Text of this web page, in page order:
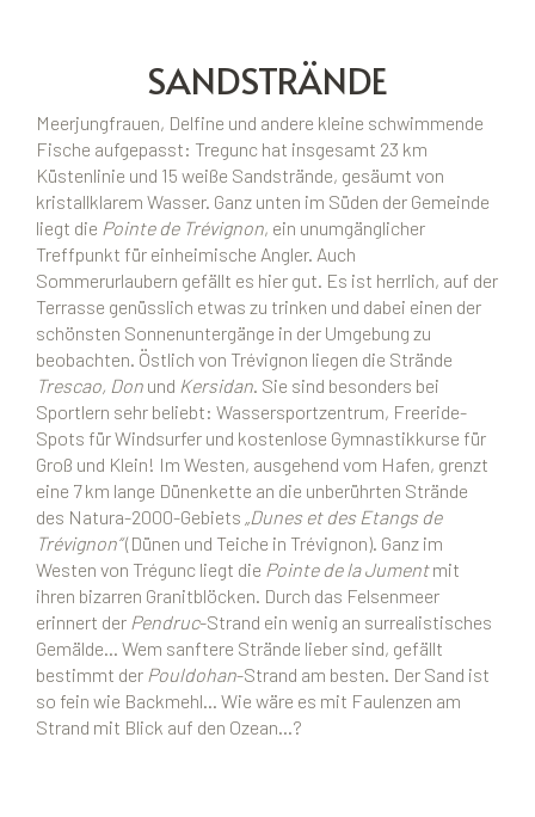
SANDSTRÄNDE
Meerjungfrauen, Delfine und andere kleine schwimmende
Fische aufgepasst: Tregunc hat insgesamt 23 km
Küstenlinie und 15 weiße Sandstrände, gesäumt von
kristallklarem Wasser. Ganz unten im Süden der Gemeinde
liegt die Pointe de Trévignon, ein unumgänglicher
Treffpunkt für einheimische Angler. Auch
Sommerurlaubern gefällt es hier gut. Es ist herrlich, auf der
Terrasse genüsslich etwas zu trinken und dabei einen der
schönsten Sonnenuntergänge in der Umgebung zu
beobachten. Östlich von Trévignon liegen die Strände
Trescao, Don und Kersidan. Sie sind besonders bei
Sportlern sehr beliebt: Wassersportzentrum, Freeride-
Spots für Windsurfer und kostenlose Gymnastikkurse für
Groß und Klein! Im Westen, ausgehend vom Hafen, grenzt
eine 7 km lange Dünenkette an die unberührten Strände
des Natura-2000-Gebiets „Dunes et des Etangs de
Trévignon“(Dünen und Teiche in Trévignon). Ganz im
Westen von Trégunc liegt die Pointe de la Jumentmit
ihren bizarren Granitblöcken. Durch das Felsenmeer
erinnert der Pendruc-Strand ein wenig an surrealistisches
Gemälde… Wem sanftere Strände lieber sind, gefällt
bestimmt der Pouldohan-Strand am besten. Der Sand ist
so fein wie Backmehl… Wie wäre es mit Faulenzen am
Strand mit Blick auf den Ozean…?